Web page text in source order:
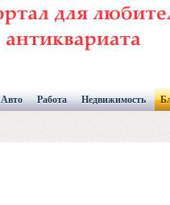
Авто Работа Недвижимость